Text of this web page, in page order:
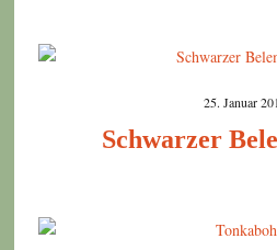
25. Januar
Schwarzer